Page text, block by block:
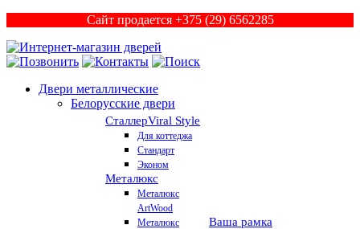
Сайт продается +375 (29) 6562285
Двери металлические
Белорусские двери
СталлерViral Style
Для коттеджа
Стандарт
Эконом
Металюкс
Металюкс
ArtWood
Металюкс
Ваша рамка